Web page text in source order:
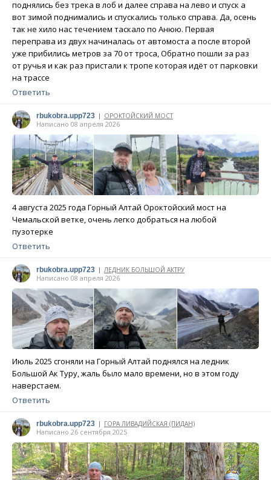
поднялись без трека в лоб и далее справа на лево и спуск а
вот зимой поднимались и спускались только справа. Да, осень
так не хило нас течением таскало по Анюю. Первая
переправа из двух начиналась от автомоста а после второй
уже прибились метров за 70 от троса, Обратно пошли за раз
от ручья и как раз пристали к тропе которая идёт от парковки
на трассе
Ответить
rbukobra.upp723 | ОРОКТОЙСКИЙ МОСТ
Написано 08 апреля 2026
4 августа 2025 года Горный Алтай Ороктойский мост на
Чемальской ветке, очень легко добраться на любой
пузотерке
Ответить
rbukobra.upp723 | ЛЕДНИК БОЛЬШОЙ АКТРУ
Написано 08 апреля 2026
Июль 2025 сгоняли на Горный Алтай поднялся на ледник
Большой Ак Туру, жаль было мало времени, но в этом году
наверстаем.
Ответить
rbukobra.upp723 | ГОРА ЛИВАДИЙСКАЯ (ПИДАН)
Написано 26 сентября 2025